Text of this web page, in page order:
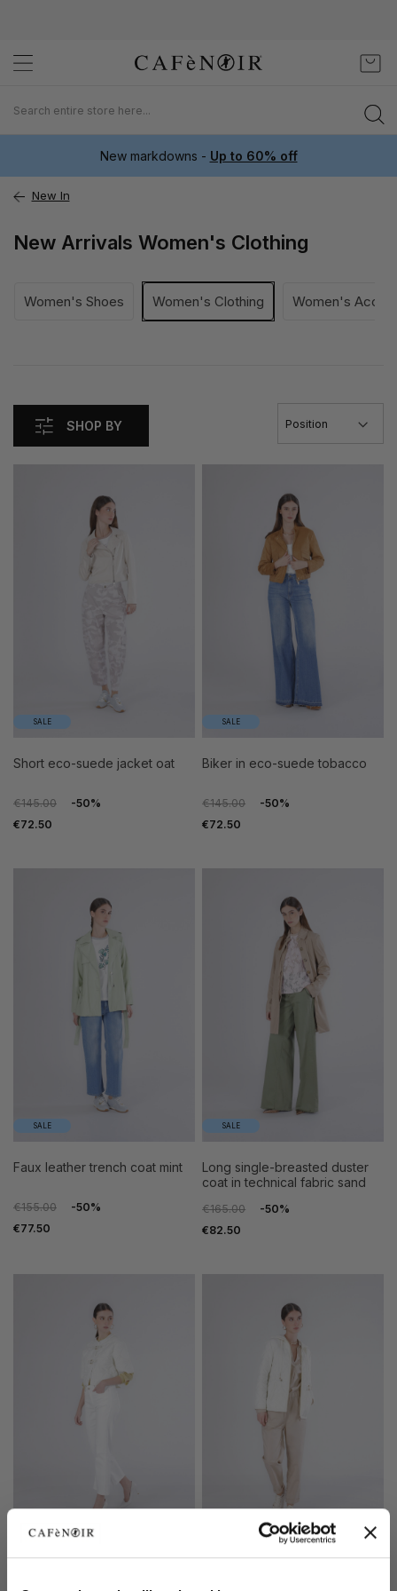
to
My
New markdowns - Up to 60% off
New In
New Arrivals Women's Clothing
Women's Shoes Women's Clothing Women's
SHOP BY
SALE
short eco-suede jacket oat
€145.00
-50%
€72.50
SALE
biker in eco-suede tobacco
€145.00
-50%
€72.50
SALE
faux leather trench coat mint
€155.00
-50%
€77.50
SALE
long single-breasted duster
coat in technical fabric sand
€165.00
-50%
€82.50
SALE